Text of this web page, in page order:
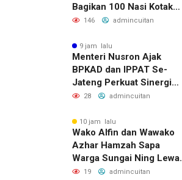
Bagikan 100 Nasi Kotak
dan Jus Gratis
146 admincuitan
9 jam lalu
Menteri Nusron Ajak
BPKAD dan IPPAT Se-
Jateng Perkuat Sinergi
Wujudkan Transformasi
28 admincuitan
10 jam lalu
Wako Alfin dan Wawako
Azhar Hamzah Sapa
Warga Sungai Ning Lewat
Safari Jumat
19 admincuitan